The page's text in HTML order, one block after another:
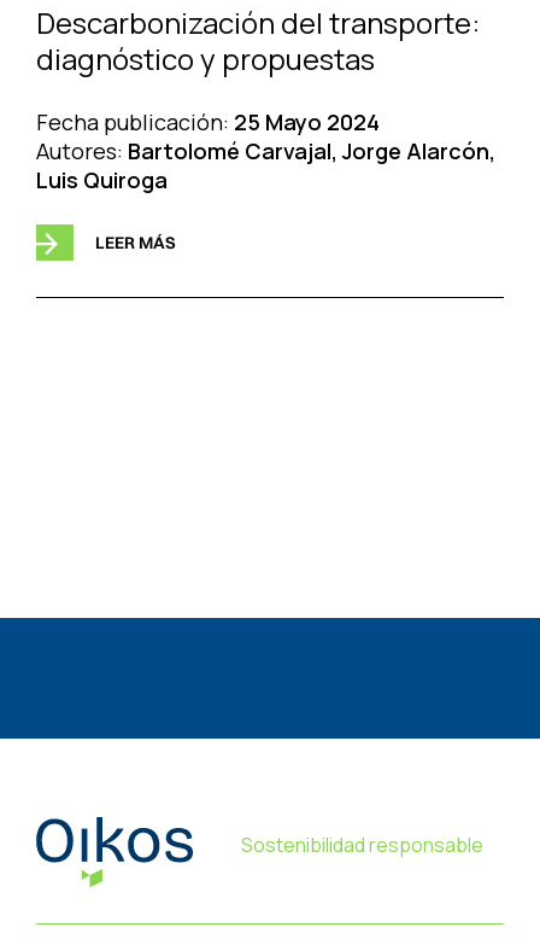
Descarbonización del transporte:
diagnóstico y propuestas
Fecha publicación: 25 Mayo 2024
Autores: Bartolomé Carvajal, Jorge Alarcón,
Luis Quiroga
LEER MÁS
Sostenibilidad responsable